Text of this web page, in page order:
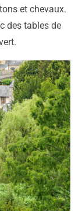
et chevaux.
des tables de